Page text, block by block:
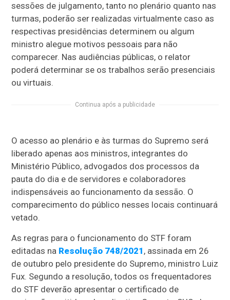
sessões de julgamento, tanto no plenário quanto nas
turmas, poderão ser realizadas virtualmente caso as
respectivas presidências determinem ou algum
ministro alegue motivos pessoais para não
comparecer. Nas audiências públicas, o relator
poderá determinar se os trabalhos serão presenciais
ou virtuais.
Continua após a publicidade
O acesso ao plenário e às turmas do Supremo será
liberado apenas aos ministros, integrantes do
Ministério Público, advogados dos processos da
pauta do dia e de servidores e colaboradores
indispensáveis ao funcionamento da sessão. O
comparecimento do público nesses locais continuará
vetado.
As regras para o funcionamento do STF foram
editadas na Resolução 748/2021 , assinada em 26
de outubro pelo presidente do Supremo, ministro Luiz
Fux. Segundo a resolução, todos os frequentadores
do STF deverão apresentar o certificado de